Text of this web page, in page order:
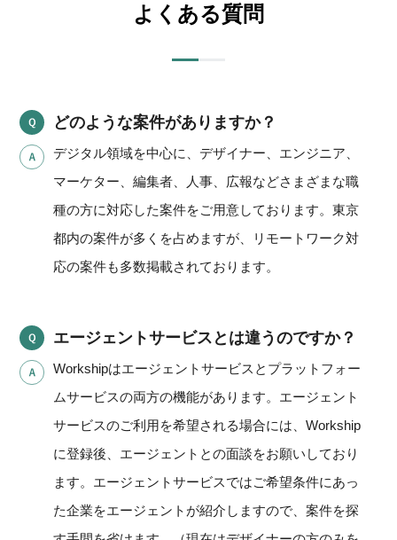
よくある質問
どのような案件がありますか？
デジタル領域を中心に、デザイナー、エンジニア、
マーケター、編集者、人事、広報などさまざまな職
種の方に対応した案件をご用意しております。東京
都内の案件が多くを占めますが、リモートワーク対
応の案件も多数掲載されております。
エージェントサービスとは違うのですか？
Workshipはエージェントサービスとプラットフォー
ムサービスの両方の機能があります。エージェント
サービスのご利用を希望される場合には、Workship
に登録後、エージェントとの面談をお願いしており
ます。エージェントサービスではご希望条件にあっ
た企業をエージェントが紹介しますので、案件を探